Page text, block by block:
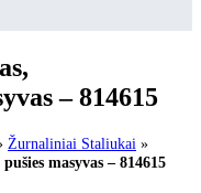
– 814615
Žurnaliniai Staliukai »
masyvas – 814615